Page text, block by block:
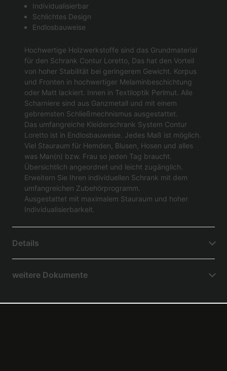
Individualisierbar
Schlichtes Design
Endlosbauweise
Hochwertige Holzwerkstoffe sind das Grundmaterial
für den Schrank Contur Loretto, Das hat den Vorteil
von hoher Stabilität bei geringerem Gewicht. Korpus
und Fronten in hochwertiger Melaminbeschichtung
oder Matt lackiert. Innen in Textiloptik Perlmut. Alle
Scharniere sind aus Ganzmetall und mit einem
gebremsten Schließmechnismus ausgestattet.
Das umfangreiche Kleiderschrank System Contur
Loretto ist in Endlosbauweise. Jedes Maß ist möglich.
Viel Stauraum für Hemden, Blusen, Hosen und alles
was Man(n) bzw. Frau so jeden Tag braucht.
Übersichtlich angeordnet und leicht zugänglich.
Erweitern Sie Ihren individuellen Schrank mit dem
umfangreichen Zubehörprogramm.
Ausgestattet mit maximalem Stauraum und hoher
Individualisierbarkeit.
Details
weitere Dokumente